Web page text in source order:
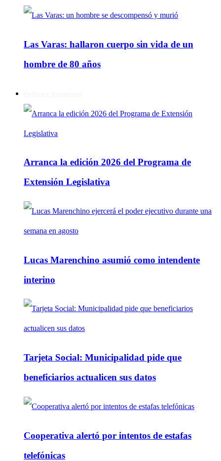
Las Varas: hallaron cuerpo sin vida de un
hombre de 80 años
Arranca la edición 2026 del Programa de
Extensión Legislativa
Lucas Marenchino asumió como intendente
interino
Tarjeta Social: Municipalidad pide que
beneficiarios actualicen sus datos
Cooperativa alertó por intentos de estafas
telefónicas